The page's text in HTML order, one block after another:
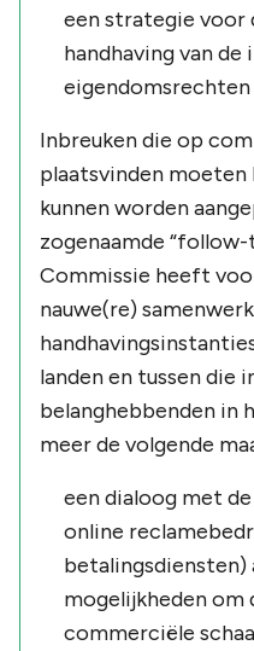
een strategie voor
handhaving van
eigendomsrechten
Inbreuken die op
plaatsvinden
kunnen worden
zogenaamde
Commissie heeft
nauwe(re)
landen en tussen die
belanghebbenden in
meer de volgende
een dialoog met
online
betalingsdiensten)
mogelijkheden om
commerciële